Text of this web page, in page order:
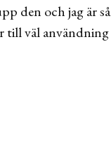
den och jag är
till väl